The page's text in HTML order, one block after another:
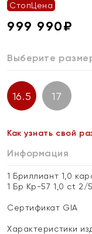
СтопЦена
999 990₽
Выберите
16.5 17
Как узнать свой
Информация
1 Бриллиант 1,0
1 Бр Кр-57 1,0 ct 2/
Сертификат GIA
Характеристики